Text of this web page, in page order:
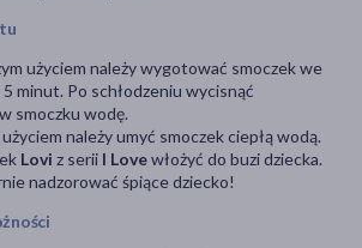
użyciem należy wygotować smoczek we
minut. Po schłodzeniu wycisnąć
smoczku wodę.
należy umyć smoczek ciepłą wodą.
Lovi z serii I Lovewłożyć do buzi dziecka.
nadzorować śpiące dziecko!